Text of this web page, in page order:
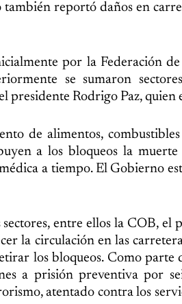
reportó daños en
por la Federación
se sumaron
presidente Rodrigo Paz, quien
de alimentos,
a los bloqueos la
a tiempo. El Gobierno
entre ellos la COB, el
la circulación en las
los bloqueos. Como parte
a prisión preventiva por
atentado contra los